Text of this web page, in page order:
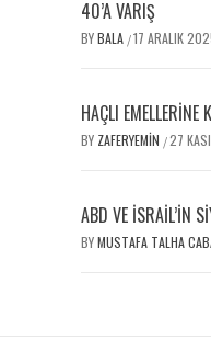
40’A VARIŞ
BYBALA /17 ARALIK
HAÇLI
BY ZAFERYEMIN /27
ABD VE İSRAIL’IN
BYMUSTAFA TALHA